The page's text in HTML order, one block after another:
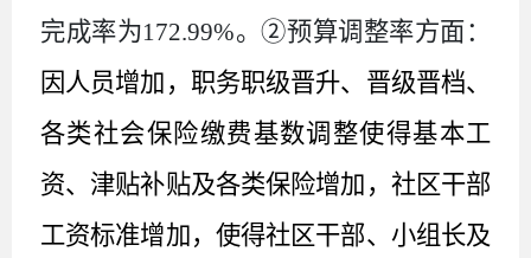
完成率为172.99%。②预算调整率方面：
因人员增加，职务职级晋升、晋级晋档、
各类社会保险缴费基数调整使得基本工
资、津贴补贴及各类保险增加，社区干部
工资标准增加，使得社区干部、小组长及